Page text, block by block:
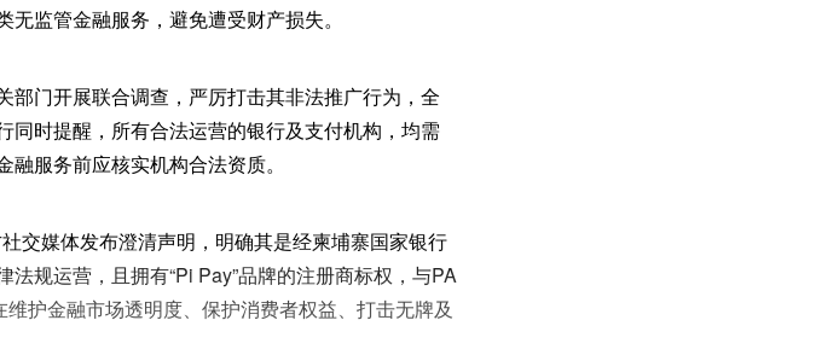
监管金融服务，避免遭受财产损失。
门开展联合调查，严厉打击其非法推广行为，全
同时提醒，所有合法运营的银行及支付机构，均需
服务前应核实机构合法资质。
交媒体发布澄清声明，明确其是经柬埔寨国家银行
规运营，且拥有“Pi Pay”品牌的注册商标权，与PA
护金融市场透明度、保护消费者权益、打击无牌及